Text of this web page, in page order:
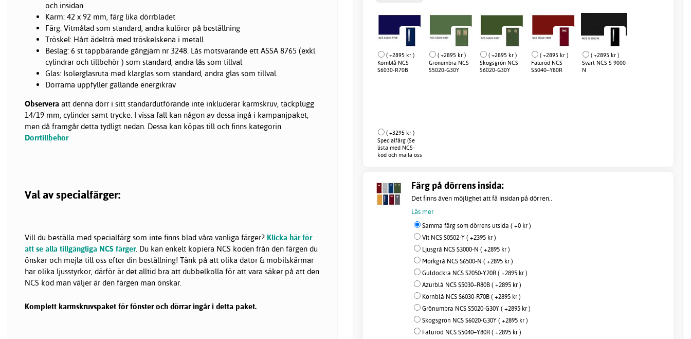
( +2895 kr )
Kornblå NCS
S6030-R70B
( +2895 kr )
Grönumbra NCS
S5020-G30Y
( +2895 kr )
Skogsgrön NCS
S6020-G30Y
( +2895 kr )
Faluröd NCS
S5040–Y80R
( +2895 kr )
Svart NCS S 9000-
N
( +3295 kr )
Specialfärg (Se
lista med NCS-
kod och maila oss
Färg på dörrens insida:
Det finns även möjlighet att få insidan på dörren..
Läs mer
Samma färg som dörrens utsida ( +0 kr )
Vit NCS S0502-Y ( +2395 kr )
Ljusgrå NCS S3000-N ( +2895 kr )
Mörkgrå NCS S6500-N ( +2895 kr )
Guldockra NCS S2050-Y20R ( +2895 kr )
Azurblå NCS S5030–R80B ( +2895 kr )
Kornblå NCS S6030-R70B ( +2895 kr )
Grönumbra NCS S5020-G30Y ( +2895 kr )
Skogsgrön NCS S6020-G30Y ( +2895 kr )
Faluröd NCS S5040–Y80R ( +2895 kr )
och insidan
Karm: 42 x 92 mm, färg lika dörrbladet
Färg: Vitmålad som standard, andra kulörer på beställning
Tröskel: Hårt ädelträ med tröskelskena i metall
Beslag: 6 st tappbärande gångjärn nr 3248. Lås motsvarande ett ASSA 8765 (exkl
cylindrar och tillbehör ) som standard, andra lås som tillval
Glas: Isolerglasruta med klarglas som standard, andra glas som tillval.
Dörrarna uppfyller gällande energikrav
Observera att denna dörr i sitt standardutförande inte inkluderar karmskruv, täckplugg
14/19 mm, cylinder samt trycke. I vissa fall kan någon av dessa ingå i kampanjpaket,
men då framgår detta tydligt nedan. Dessa kan köpas till och finns kategorin
Dörrtillbehör
Val av specialfärger:
Vill du beställa med specialfärg som inte finns blad våra vanliga färger? Klicka här för
att se alla tillgängliga NCS färger. Du kan enkelt kopiera NCS koden från den färgen du
önskar och mejla till oss efter din beställning! Tänk på att olika dator & mobilskärmar
har olika ljusstyrkor, därför är det alltid bra att dubbelkolla för att vara säker på att den
NCS kod man väljer är den färgen man önskar.
Komplett karmskruvspaket för fönster och dörrar ingår i detta paket.